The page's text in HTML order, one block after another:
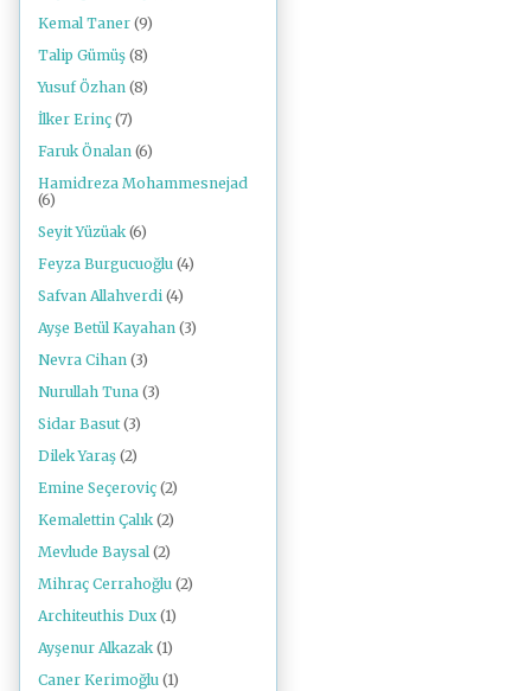
Kemal Taner (9)
Talip Gümüş (8)
Yusuf Özhan (8)
İlker Erinç (7)
Faruk Önalan (6)
Hamidreza Mohammesnejad
(6)
Seyit Yüzüak (6)
Feyza Burgucuoğlu (4)
Safvan Allahverdi (4)
Ayşe Betül Kayahan (3)
Nevra Cihan (3)
Nurullah Tuna (3)
Sidar Basut (3)
Dilek Yaraş (2)
Emine Seçeroviç (2)
Kemalettin Çalık (2)
Mevlude Baysal (2)
Mihraç Cerrahoğlu (2)
Architeuthis Dux (1)
Ayşenur Alkazak (1)
Caner Kerimoğlu (1)